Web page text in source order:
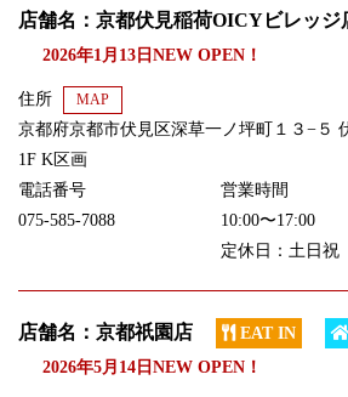
店舗名：京都伏見稲荷OICYビレッジ
2026年1月13日NEW OPEN！
住所 MAP
京都府京都市伏見区深草一ノ坪町１３−５
1F K区画
電話番号
075-585-7088
営業時間
10:00〜17:00
定休日：土日祝
店舗名：京都祇園店 EAT IN
2026年5月14日NEW OPEN！